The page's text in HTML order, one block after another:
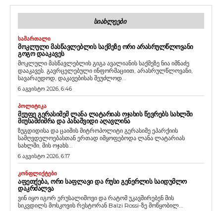
ᲡᲘᲐᲮᲚᲔᲔᲑᲘ
ᲡᲐᲛᲐᲠᲗᲐᲚᲘ
ᲛᲝᲙᲚᲣᲚᲘ ᲛᲐᲡᲬᲐᲕᲚᲔᲑᲚᲘᲡ ᲡᲐᲥᲛᲔᲖᲔ ᲝᲠᲘ ᲐᲠᲐᲡᲠᲣᲚᲬᲚᲝᲕᲐᲜᲘ
ᲒᲝᲒᲝ ᲓᲐᲐᲙᲐᲕᲔᲡ
მოკლული მასწავლებლის გიგა ავალიანის საქმეზე ნია იმნაძე
დააკავეს. გავრცელებული ინფორმაციით, არასრულწლოვანი,
სავარაუდოდ, დაკავებისას შეუძლოდ...
6 აგვისტო 2026, 6:46
ᲞᲝᲚᲘᲢᲘᲙᲐ
ᲛᲔᲣᲤᲔ ᲒᲔᲠᲐᲡᲘᲛᲔᲛ ᲚᲐᲜᲐ ᲚᲐᲢᲐᲠᲘᲐᲡ ᲝᲯᲐᲮᲘᲡ ᲬᲔᲕᲠᲔᲑᲡ ᲡᲐᲮᲚᲨᲘ
ᲛᲘᲣᲡᲐᲛᲫᲘᲛᲠᲐ ᲓᲐ ᲞᲐᲜᲐᲨᲕᲘᲓᲘ ᲐᲦᲐᲕᲚᲘᲜᲐ
ზუგდიდისა და ცაიშის მიტროპოლიტი გერასიმე ეპარქიის
სამღვდელოებასთან ერთად იმყოფებოდა ლანა ლატარიას
სახლში, მის ოჯახს...
6 აგვისტო 2026, 6:17
ᲙᲝᲜᲤᲚᲘᲥᲢᲔᲑᲘ
ᲐᲤᲔᲗᲥᲔᲑᲐ, ᲝᲠᲘ ᲡᲐᲤᲚᲐᲕᲘ ᲓᲐ ᲠᲣᲡᲘ ᲒᲔᲜᲔᲠᲚᲘᲡ ᲡᲐᲘᲓᲣᲛᲚᲝ
ᲓᲐᲙᲠᲫᲐᲚᲕᲐ
ვინ იყო იგორ ერუსალიმოვი და რატომ უკავშირებენ მის
სიკვდილს მოსკოვის რესტორან Balzi Rossi-ზე მოწყობილ...